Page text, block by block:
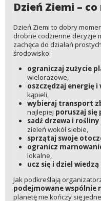
Dzień Ziemi –
Dzień Ziemi to dobry
drobne codzienne decyzje
zachęca do działań
środowisko:
ograniczaj zużycie
wielorazowe,
oszczędzaj energię i
kąpieli,
wybieraj transport
najlepiej poruszaj się
sadź drzewa i
zieleń wokół siebie,
sprzątaj swoje
ogranicz
lokalne,
ucz się i dziel
Jak podkreślają
podejmowane wspólnie
planetę nie kończy się